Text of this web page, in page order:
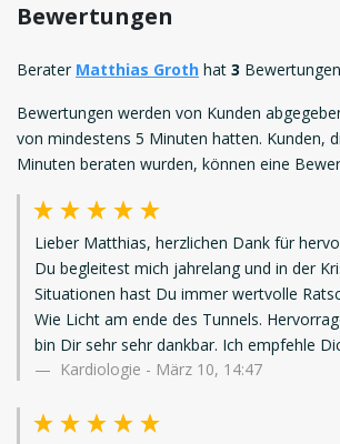
Bewertungen
Berater Matthias Groth hat 3
Bewertungen werden von Kunden
von mindestens 5 Minuten hatten. Kunden,
Minuten beraten wurden, können eine
Lieber Matthias, herzlichen Dank für
Du begleitest mich jahrelang und in der
Situationen hast Du immer wertvolle
Wie Licht am ende des Tunnels.
bin Dir sehr sehr dankbar. Ich empfehle
Kardiologie - März 10, 14:47